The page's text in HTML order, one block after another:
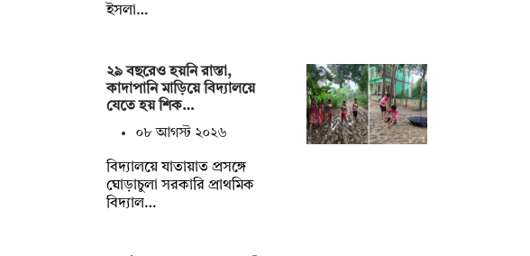
ইসলা…
২৯ বছরেও হয়নি রাস্তা,
কাদাপানি মাড়িয়ে বিদ্যালয়ে
যেতে হয় শিক…
০৮ আগস্ট ২০২৬
বিদ্যালয়ে যাতায়াত প্রসঙ্গে
ঘোড়াচুলা সরকারি প্রাথমিক
বিদ্যাল…